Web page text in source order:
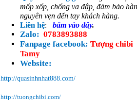
mốp xốp, chống va đập, đảm bảo
nguyên vẹn đến tay khách hàng.
Liên hệ:bấm vào đây.
Zalo:0783893888
Fanpage facebook:Tượng chibi
Tamy
Website:
http://quasinhnhat888.com/
http://tuongchibi.com/